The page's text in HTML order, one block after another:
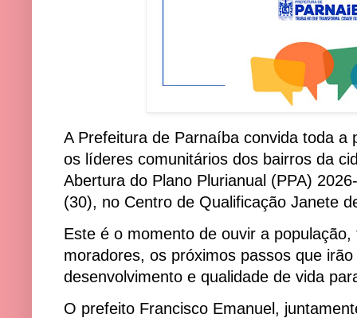
A Prefeitura de Parnaíba convida toda a
os líderes comunitários dos bairros da
Abertura do Plano Plurianual (PPA)
(30), no Centro de Qualificação Janete
Este é o momento de ouvir a
moradores, os próximos passos que
desenvolvimento e qualidade de vida
O prefeito Francisco Emanuel,